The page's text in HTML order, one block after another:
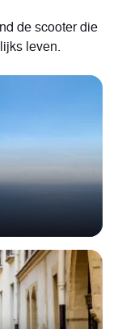
de scooter die
leven.